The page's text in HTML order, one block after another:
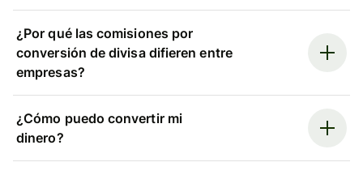
¿Por qué las comisiones por
conversión de divisa difieren entre
empresas?
¿Cómo puedo convertir mi
dinero?